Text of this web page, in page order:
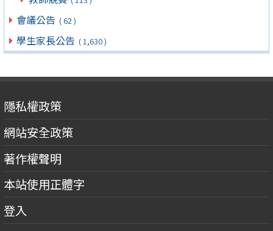
會議公告 ( 62 )
學生家長公告 ( 1,630 )
隱私權政策
網站安全政策
著作權聲明
本站使用正體字
登入